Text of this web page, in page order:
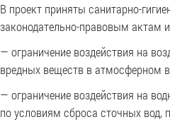
В проект приняты санитарно-
законодательно-правовым
— ограничение воздействия на
вредных веществ в атмосферном
— ограничение воздействия на
по условиям сброса сточных вод,